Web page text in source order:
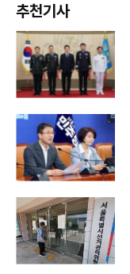
추천기사